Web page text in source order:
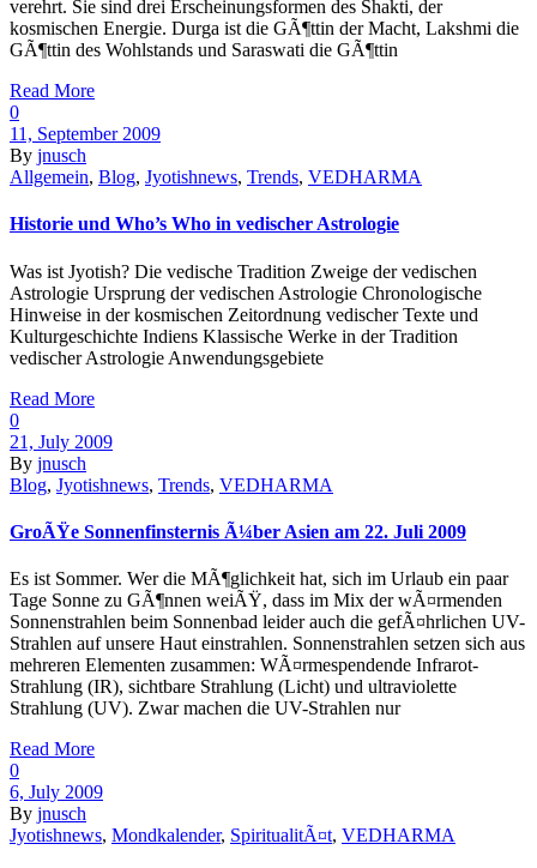
verehrt. Sie sind drei Erscheinungsformen des Shakti, der
kosmischen Energie. Durga ist die GÃ¶ttin der Macht, Lakshmi die
GÃ¶ttin des Wohlstands und Saraswati die GÃ¶ttin
Read More
0
11, September 2009
By jnusch
Allgemein, Blog, Jyotishnews, Trends, VEDHARMA
Historie und Who’s Who in vedischer Astrologie
Was ist Jyotish? Die vedische Tradition Zweige der vedischen
Astrologie Ursprung der vedischen Astrologie Chronologische
Hinweise in der kosmischen Zeitordnung vedischer Texte und
Kulturgeschichte Indiens Klassische Werke in der Tradition
vedischer Astrologie Anwendungsgebiete
Read More
0
21, July 2009
By jnusch
Blog, Jyotishnews, Trends, VEDHARMA
GroÃŸe Sonnenfinsternis Ã¼ber Asien am 22. Juli 2009
Es ist Sommer. Wer die MÃ¶glichkeit hat, sich im Urlaub ein paar
Tage Sonne zu GÃ¶nnen weiÃŸ, dass im Mix der wÃ¤rmenden
Sonnenstrahlen beim Sonnenbad leider auch die gefÃ¤hrlichen UV-
Strahlen auf unsere Haut einstrahlen. Sonnenstrahlen setzen sich aus
mehreren Elementen zusammen: WÃ¤rmespendende Infrarot-
Strahlung (IR), sichtbare Strahlung (Licht) und ultraviolette
Strahlung (UV). Zwar machen die UV-Strahlen nur
Read More
0
6, July 2009
By jnusch
Jyotishnews, Mondkalender, SpiritualitÃ¤t, VEDHARMA